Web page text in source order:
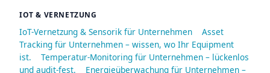
IOT & VERNETZUNG
IoT-Vernetzung & Sensorik für Unternehmen
Asset
Tracking für Unternehmen – wissen, wo Ihr Equipment
ist.
Temperatur-Monitoring für Unternehmen – lückenlos
und audit-fest.
Energieüberwachung für Unternehmen –